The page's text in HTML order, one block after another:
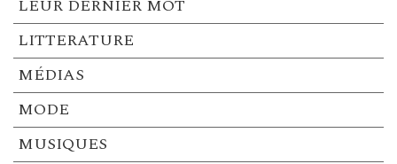
LEUR DERNIER MOT
LITTERATURE
MÉDIAS
MODE
MUSIQUES